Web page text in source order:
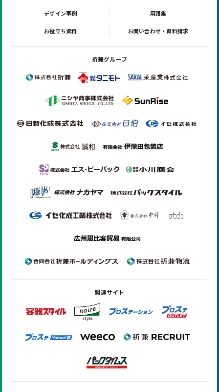
デザイン事例 用語集
お役立ち資料 お問い合わせ・資料請求
折兼グループ
関連サイト